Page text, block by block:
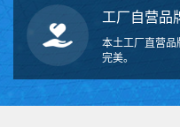
工厂自营品
本土工厂直营
完美。